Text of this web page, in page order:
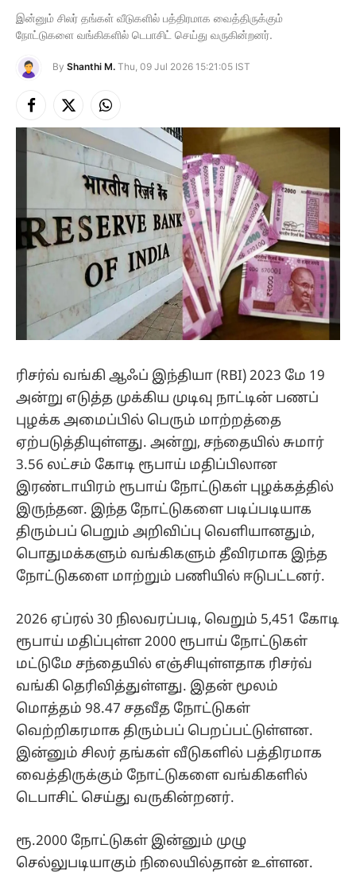
இன்னும் சிலர் தங்கள் வீடுகளில் பத்திரமாக வைத்திருக்கும்
நோட்டுகளை வங்கிகளில் டெபாசிட் செய்து வருகின்றனர்.
By Shanthi M. Thu, 09 Jul 2026 15:21:05 IST
Facebook
X
(Twitter)
Instagram
ரிசர்வ் வங்கி ஆஃப் இந்தியா (RBI) 2023 மே 19
அன்று எடுத்த முக்கிய முடிவு நாட்டின் பணப்
புழக்க அமைப்பில் பெரும் மாற்றத்தை
ஏற்படுத்தியுள்ளது. அன்று, சந்தையில் சுமார்
3.56 லட்சம் கோடி ரூபாய் மதிப்பிலான
இரண்டாயிரம் ரூபாய் நோட்டுகள் புழக்கத்தில்
இருந்தன. இந்த நோட்டுகளை படிப்படியாக
திரும்பப் பெறும் அறிவிப்பு வெளியானதும்,
பொதுமக்களும் வங்கிகளும் தீவிரமாக இந்த
நோட்டுகளை மாற்றும் பணியில் ஈடுபட்டனர்.
2026 ஏப்ரல் 30 நிலவரப்படி, வெறும் 5,451 கோடி
ரூபாய் மதிப்புள்ள 2000 ரூபாய் நோட்டுகள்
மட்டுமே சந்தையில் எஞ்சியுள்ளதாக ரிசர்வ்
வங்கி தெரிவித்துள்ளது. இதன் மூலம்
மொத்தம் 98.47 சதவீத நோட்டுகள்
வெற்றிகரமாக திரும்பப் பெறப்பட்டுள்ளன.
இன்னும் சிலர் தங்கள் வீடுகளில் பத்திரமாக
வைத்திருக்கும் நோட்டுகளை வங்கிகளில்
டெபாசிட் செய்து வருகின்றனர்.
ரூ.2000 நோட்டுகள் இன்னும் முழு
செல்லுபடியாகும் நிலையில்தான் உள்ளன.